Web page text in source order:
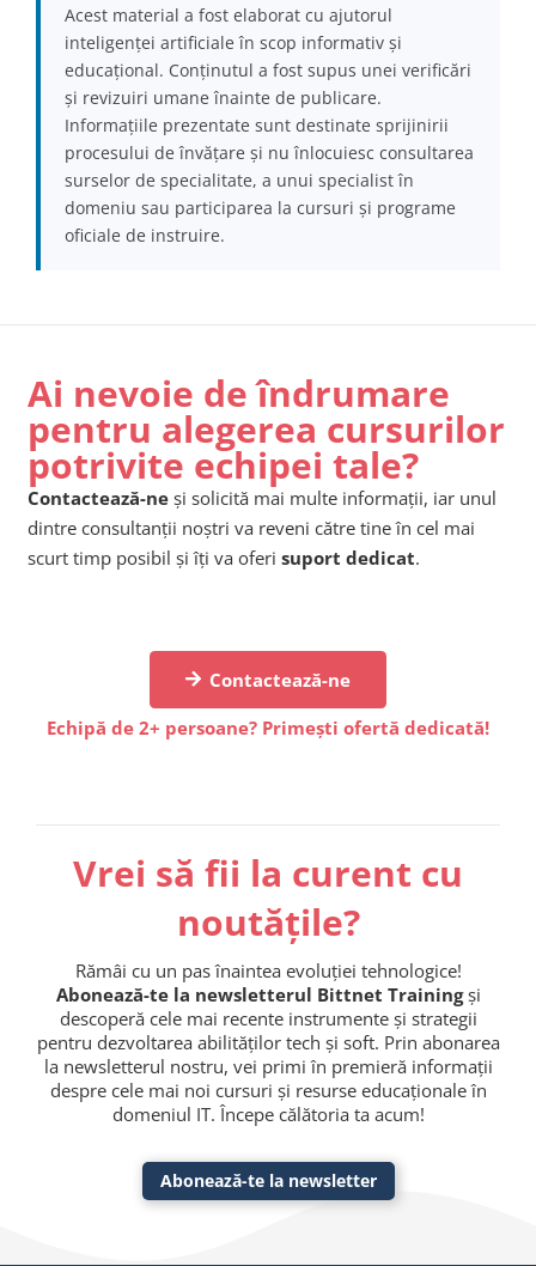
Acest material a fost elaborat cu ajutorul
inteligenței artificiale în scop informativ și
educațional. Conținutul a fost supus unei verificări
și revizuiri umane înainte de publicare.
Informațiile prezentate sunt destinate sprijinirii
procesului de învățare și nu înlocuiesc consultarea
surselor de specialitate, a unui specialist în
domeniu sau participarea la cursuri și programe
oficiale de instruire.
Ai nevoie de îndrumare
pentru alegerea cursurilor
potrivite echipei tale?
Contactează-ne și solicită mai multe informații, iar unul
dintre consultanții noștri va reveni către tine în cel mai
scurt timp posibil și îți va oferi suport dedicat.
Contactează-ne
Echipă de 2+ persoane? Primești ofertă dedicată!
Vrei să fii la curent cu
noutățile?
Rămâi cu un pas înaintea evoluției tehnologice!
Abonează-te la newsletterul Bittnet Trainingși
descoperă cele mai recente instrumente și strategii
pentru dezvoltarea abilităților tech și soft. Prin abonarea
la newsletterul nostru, vei primi în premieră informații
despre cele mai noi cursuri și resurse educaționale în
domeniul IT. Începe călătoria ta acum!
Abonează-te la newsletter